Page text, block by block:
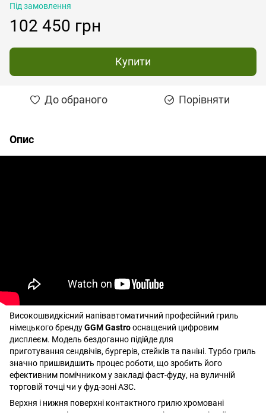
Під замовлення
102 450 грн
Купити
До обраного Порівняти
Опис
Високошвидкісний напівавтоматичний професійний гриль
німецького брендуGGM Gastroоснащений цифровим
дисплеєм. Модель бездоганно підійде для
приготування сендвічів, бургерів, стейків та паніні. Турбо гриль
значно пришвидшить процес роботи, що зробить його
ефективним помічником у закладі фаст-фуду, на вуличній
торговій точці чи у фуд-зоні АЗС.
Верхня і нижня поверхні контактного грилю хромовані